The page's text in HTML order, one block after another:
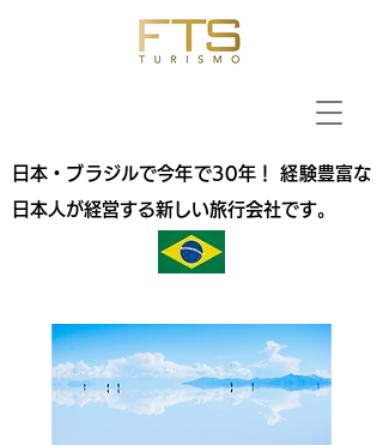
日本・ブラジルで今年で30年！ 経験豊富な
日本人が経営する新しい旅行会社です。